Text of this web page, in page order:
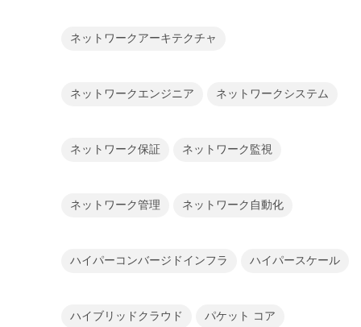
ネットワークアーキテクチャ
ネットワークエンジニア ネットワークシステム
ネットワーク保証 ネットワーク監視
ネットワーク管理 ネットワーク自動化
ハイパーコンバージドインフラ ハイパースケール
ハイブリッドクラウド パケット コア